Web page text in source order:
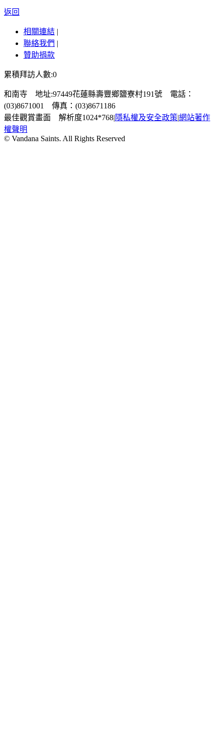
返回
相關連結 |
聯絡我們 |
贊助捐款
累積拜訪人數:0
和南寺 地址:97449花蓮縣壽豐鄉鹽寮村191號 電話：
(03)8671001 傳真：(03)8671186
最佳觀賞畫面 解析度1024*768|隱私權及安全政策|網站著作
權聲明
© Vandana Saints. All Rights Reserved